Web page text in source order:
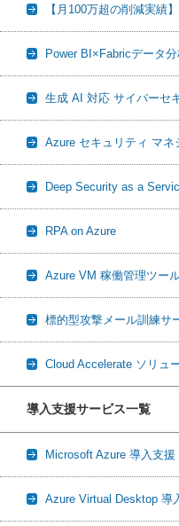
【月100万超の削減実績
Power BI×Fabricデータ
生成 AI 対応 サイバーセ
Azure セキュリティ マネ
Deep Security as a
RPA on Azure
Azure VM 稼働管理ツー
標的型攻撃メール訓練サ
Cloud Accelerate ソリュ
導入支援サービス一覧
Microsoft Azure 導入支援
Azure Virtual Desktop 導